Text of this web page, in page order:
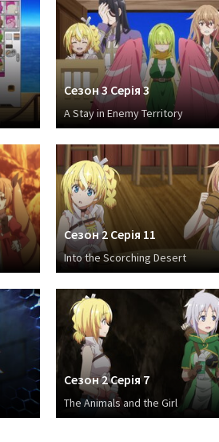
Сезон 3 Серія 3
A Stay in Enemy Territory
Сезон 2 Серія 11
Into the Scorching Desert
Сезон 2 Серія 7
The Animals and the Girl